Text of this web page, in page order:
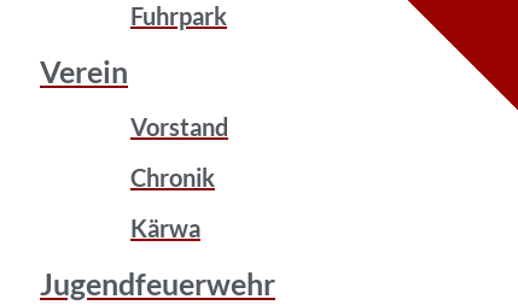
Fuhrpark
Verein
Vorstand
Chronik
Kärwa
Jugendfeuerwehr